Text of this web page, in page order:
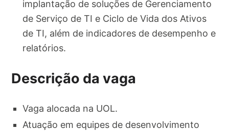
implantação de soluções de Gerenciamento
de Serviço de TI e Ciclo de Vida dos Ativos
de TI, além de indicadores de desempenho e
relatórios.
Descrição da vaga
Vaga alocada na UOL.
Atuação em equipes de desenvolvimento